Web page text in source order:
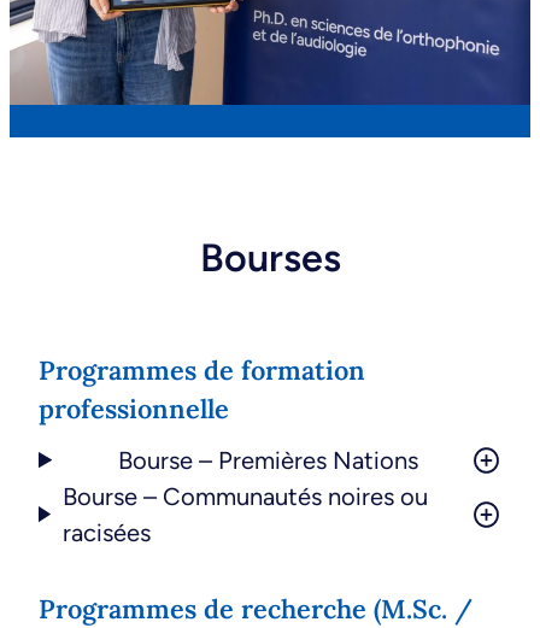
Bourses
Programmes de formation
professionnelle
Bourse – Premières Nations
Bourse – Communautés noires ou
racisées
Programmes de recherche (M.Sc. /